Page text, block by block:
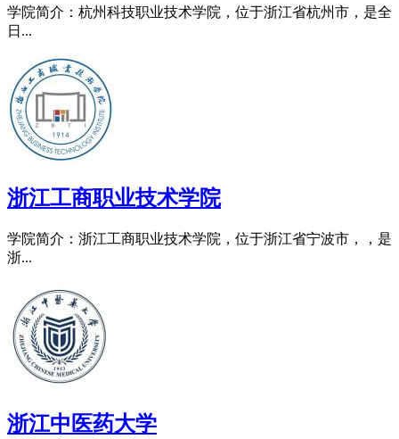
学院简介：杭州科技职业技术学院，位于浙江省杭州市，是全
日...
浙江工商职业技术学院
学院简介：浙江工商职业技术学院，位于浙江省宁波市，，是
浙...
浙江中医药大学